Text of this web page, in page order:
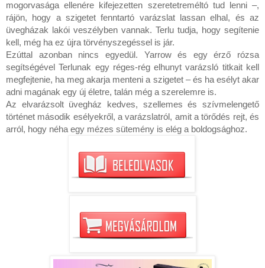
mogorvasága ellenére kifejezetten szeretetreméltó tud lenni –,
rájön, hogy a szigetet fenntartó varázslat lassan elhal, és az
üvegházak lakói veszélyben vannak. Terlu tudja, hogy segítenie
kell, még ha ez újra törvényszegéssel is jár.
Ezúttal azonban nincs egyedül. Yarrow és egy érző rózsa
segítségével Terlunak egy réges-rég elhunyt varázsló titkait kell
megfejtenie, ha meg akarja menteni a szigetet – és ha esélyt akar
adni magának egy új életre, talán még a szerelemre is.
Az elvarázsolt üvegház kedves, szellemes és szívmelengető
történet második esélyekről, a varázslatról, amit a törődés rejt, és